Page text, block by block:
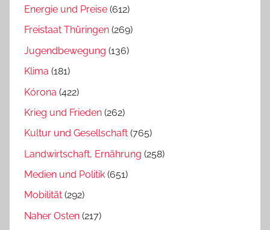
Energie und Preise (612)
Freistaat Thüringen (269)
Jugendbewegung (136)
Klima (181)
Kórona (422)
Krieg und Frieden (262)
Kultur und Gesellschaft (765)
Landwirtschaft, Ernährung (258)
Medien und Politik (651)
Mobilität (292)
Naher Osten (217)